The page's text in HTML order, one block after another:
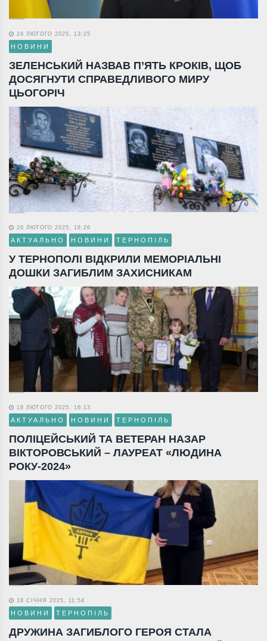
24 ЛЮТОГО 2025, 13:25
НОВИНИ
ЗЕЛЕНСЬКИЙ НАЗВАВ П’ЯТЬ КРОКІВ, ЩОБ
ДОСЯГНУТИ СПРАВЕДЛИВОГО МИРУ
ЦЬОГОРІЧ
20 ЛЮТОГО 2025, 18:26
АКТУАЛЬНО НОВИНИ ТЕРНОПІЛЬ
У ТЕРНОПОЛІ ВІДКРИЛИ МЕМОРІАЛЬНІ
ДОШКИ ЗАГИБЛИМ ЗАХИСНИКАМ
18 ЛЮТОГО 2025, 16:13
АКТУАЛЬНО НОВИНИ ТЕРНОПІЛЬ
ПОЛІЦЕЙСЬКИЙ ТА ВЕТЕРАН НАЗАР
ВІКТОРОВСЬКИЙ – ЛАУРЕАТ «ЛЮДИНА
РОКУ-2024»
18 СІЧНЯ 2025, 11:54
НОВИНИ ТЕРНОПІЛЬ
ДРУЖИНА ЗАГИБЛОГО ГЕРОЯ СТАЛА